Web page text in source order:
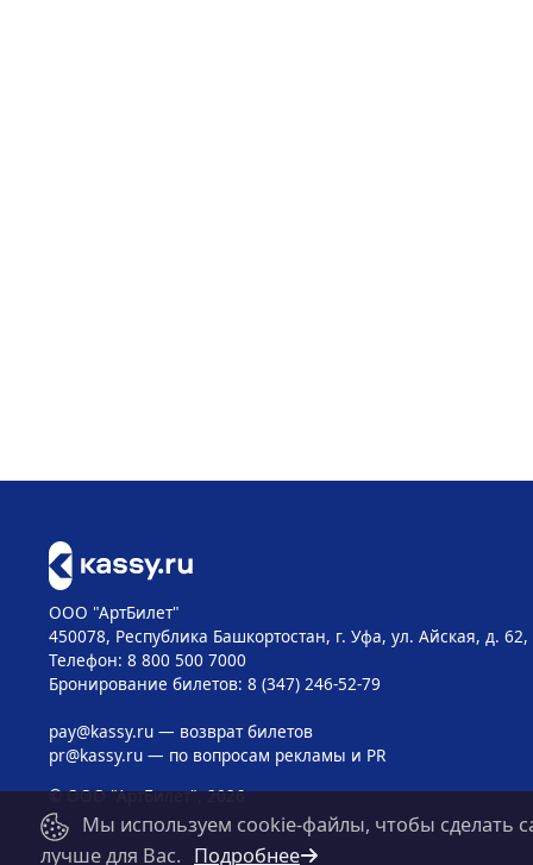
ООО "АртБилет"
450078, Республика Башкортостан, г. Уфа, ул. Айская, д. 62,
Телефон: 8 800 500 7000
Бронирование билетов: 8 (347) 246-52-79
pay@kassy.ru— возврат билетов
pr@kassy.ru— по вопросам рекламы и PR
© ООО "АртБилет", 2026
Мы используем cookie-файлы, чтобы сделать
лучше для Вас. Подробнее